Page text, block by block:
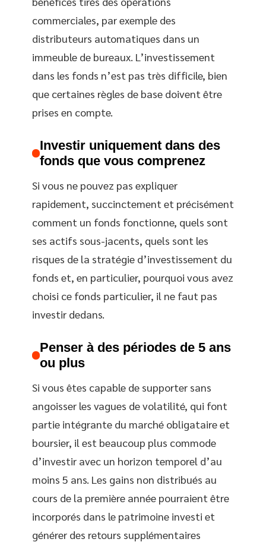
commerciales, par exemple des
distributeurs automatiques dans un
immeuble de bureaux. L’investissement
dans les fonds n’est pas très difficile, bien
que certaines règles de base doivent être
prises en compte.
Investir uniquement dans des
fonds que vous comprenez
Si vous ne pouvez pas expliquer
rapidement, succinctement et précisément
comment un fonds fonctionne, quels sont
ses actifs sous-jacents, quels sont les
risques de la stratégie d’investissement du
fonds et, en particulier, pourquoi vous avez
choisi ce fonds particulier, il ne faut pas
investir dedans.
Penser à des périodes de 5 ans
ou plus
Si vous êtes capable de supporter sans
angoisser les vagues de volatilité, qui font
partie intégrante du marché obligataire et
boursier, il est beaucoup plus commode
d’investir avec un horizon temporel d’au
moins 5 ans. Les gains non distribués au
cours de la première année pourraient être
incorporés dans le patrimoine investi et
générer des retours supplémentaires